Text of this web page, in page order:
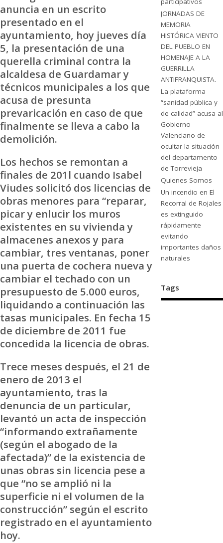
anuncia en un escrito
presentado en el
ayuntamiento, hoy jueves día
5, la presentación de una
querella criminal contra la
alcaldesa de Guardamar y
técnicos municipales a los que
acusa de presunta
prevaricación en caso de que
finalmente se lleva a cabo la
demolición.
Los hechos se remontan a
finales de 201l cuando Isabel
Viudes solicitó dos licencias de
obras menores para “reparar,
picar y enlucir los muros
existentes en su vivienda y
almacenes anexos y para
cambiar, tres ventanas, poner
una puerta de cochera nueva y
cambiar el techado con un
presupuesto de 5.000 euros,
liquidando a continuación las
tasas municipales. En fecha 15
de diciembre de 2011 fue
concedida la licencia de obras.
Trece meses después, el 21 de
enero de 2013 el
ayuntamiento, tras la
denuncia de un particular,
levantó un acta de inspección
“informando extrañamente
(según el abogado de la
afectada)” de la existencia de
unas obras sin licencia pese a
que “no se amplió ni la
superficie ni el volumen de la
construcción” según el escrito
registrado en el ayuntamiento
hoy.
JORNADAS DE
MEMORIA
HISTÓRICA VIENTO
DEL PUEBLO EN
HOMENAJE A LA
GUERRILLA
ANTIFRANQUISTA.
La plataforma
“sanidad pública y
de calidad” acusa al
Gobierno
Valenciano de
ocultar la situación
del departamento
de Torrevieja
Quienes Somos
Un incendio en El
Recorral de Rojales
es extinguido
rápidamente
evitando
importantes daños
naturales
Tags